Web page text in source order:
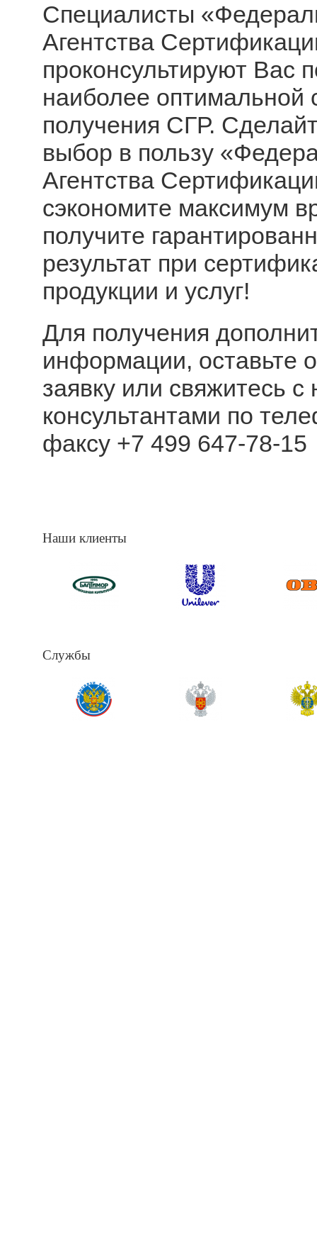
Специалисты
Агентства
проконсультируют Вас
наиболее оптимальной
получения СГР.
выбор в пользу
Агентства
сэкономите максимум
получите
результат при
продукции и услуг!
Для получения
информации, оставьте
заявку или свяжитесь
консультантами по
факсу +7 499 647-78-15
Наши клиенты
Службы